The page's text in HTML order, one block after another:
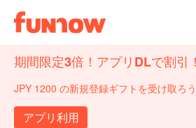
期間限定3倍！アプリDLで割引！
JPY 1200 の新規登録ギフトを受け取ろう
アプリ利用